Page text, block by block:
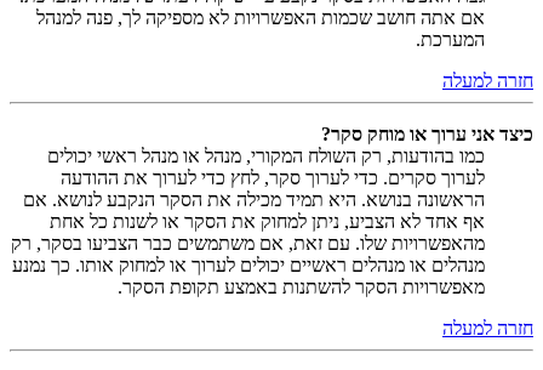
אם אתה חושב שכמות האפשרויות לא מספיקה לך, פנה למנהל
המערכת.
חזרה למעלה
כיצד אני ערוך או מוחק סקר?
כמו בהודעות, רק השולח המקורי, מנהל או מנהל ראשי יכולים
לערוך סקרים. כדי לערוך סקר, לחץ כדי לערוך את ההודעה
הראשונה בנושא. היא תמיד מכילה את הסקר הנקבע לנושא. אם
אף אחד לא הצביע, ניתן למחוק את הסקר או לשנות כל אחת
מהאפשרויות שלו. עם זאת, אם משתמשים כבר הצביעו בסקר, רק
מנהלים או מנהלים ראשיים יכולים לערוך או למחוק אותו. כך נמנע
מאפשרויות הסקר להשתנות באמצע תקופת הסקר.
חזרה למעלה